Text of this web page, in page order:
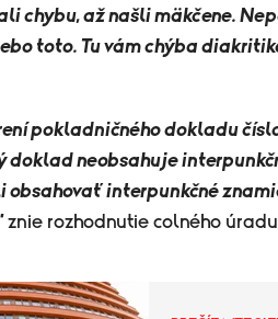
chybu, až našli mäkčene.
toto. Tu vám chýba
pokladničného dokladu
doklad neobsahuje
obsahovať interpunkčné
znie rozhodnutie colného